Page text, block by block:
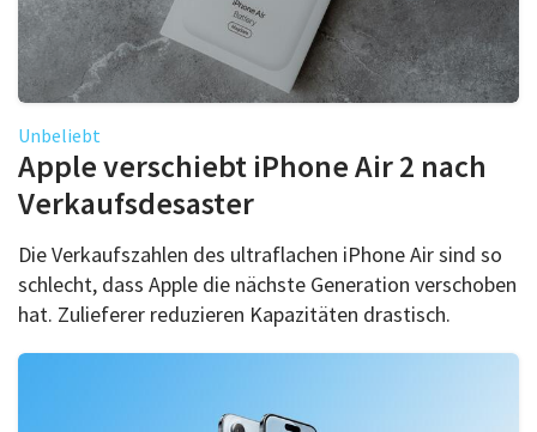
Unbeliebt
Apple verschiebt iPhone Air 2 nach
Verkaufsdesaster
Die Verkaufszahlen des ultraflachen iPhone Air sind so
schlecht, dass Apple die nächste Generation verschoben
hat. Zulieferer reduzieren Kapazitäten drastisch.